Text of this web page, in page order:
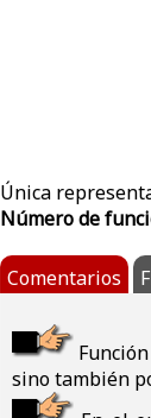
Única
Número de
Comentarios
sino también